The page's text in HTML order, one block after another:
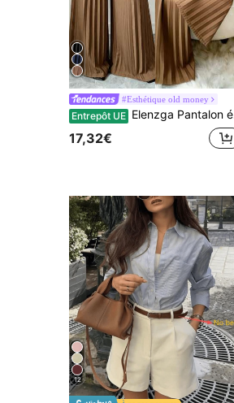
#Esthétique old money
Entrepôt UE Elenzga Pantalon évasé élégant à taille élastique et plissé de couleur unie pour le travail
17,32€
12